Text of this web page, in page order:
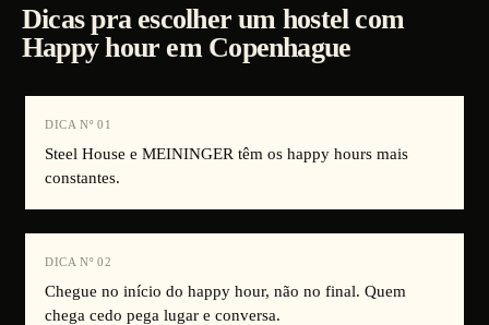
Dicas pra escolher um hostel com
Happy hour em Copenhague
DICA Nº 01
Steel House e MEININGER têm os happy hours mais
constantes.
DICA Nº 02
Chegue no início do happy hour, não no final. Quem
chega cedo pega lugar e conversa.